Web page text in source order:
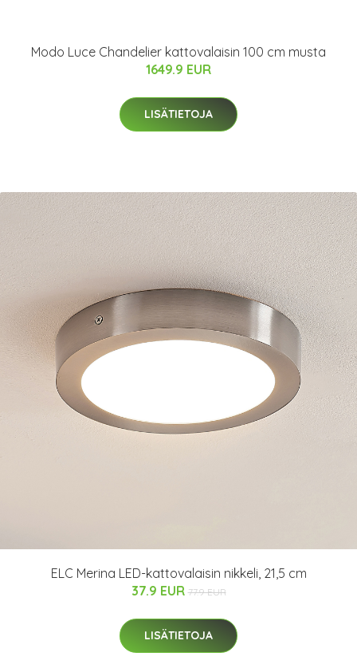
Modo Luce Chandelier kattovalaisin 100 cm musta
1649.9 EUR
LISÄTIETOJA
ELC Merina LED-kattovalaisin nikkeli, 21,5 cm
37.9 EUR 77.9 EUR
LISÄTIETOJA